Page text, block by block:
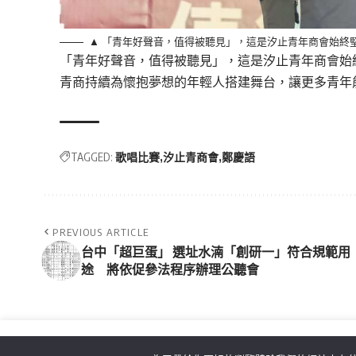
▲ 「青年好聲音，值得被聽見」，這是汐止青年商會始
「青年好聲音，值得被聽見」，這是汐止青年商會
青商持續為懷抱夢想的年輕人搭建舞台，讓更多青
TAGGED: 歌唱比賽 汐止青商會 鄭慶語
PREVIOUS ARTICLE
台中「超巨蛋」 選址水湳「創研一」符合規範用
途 將依促參法程序辦理公聽會